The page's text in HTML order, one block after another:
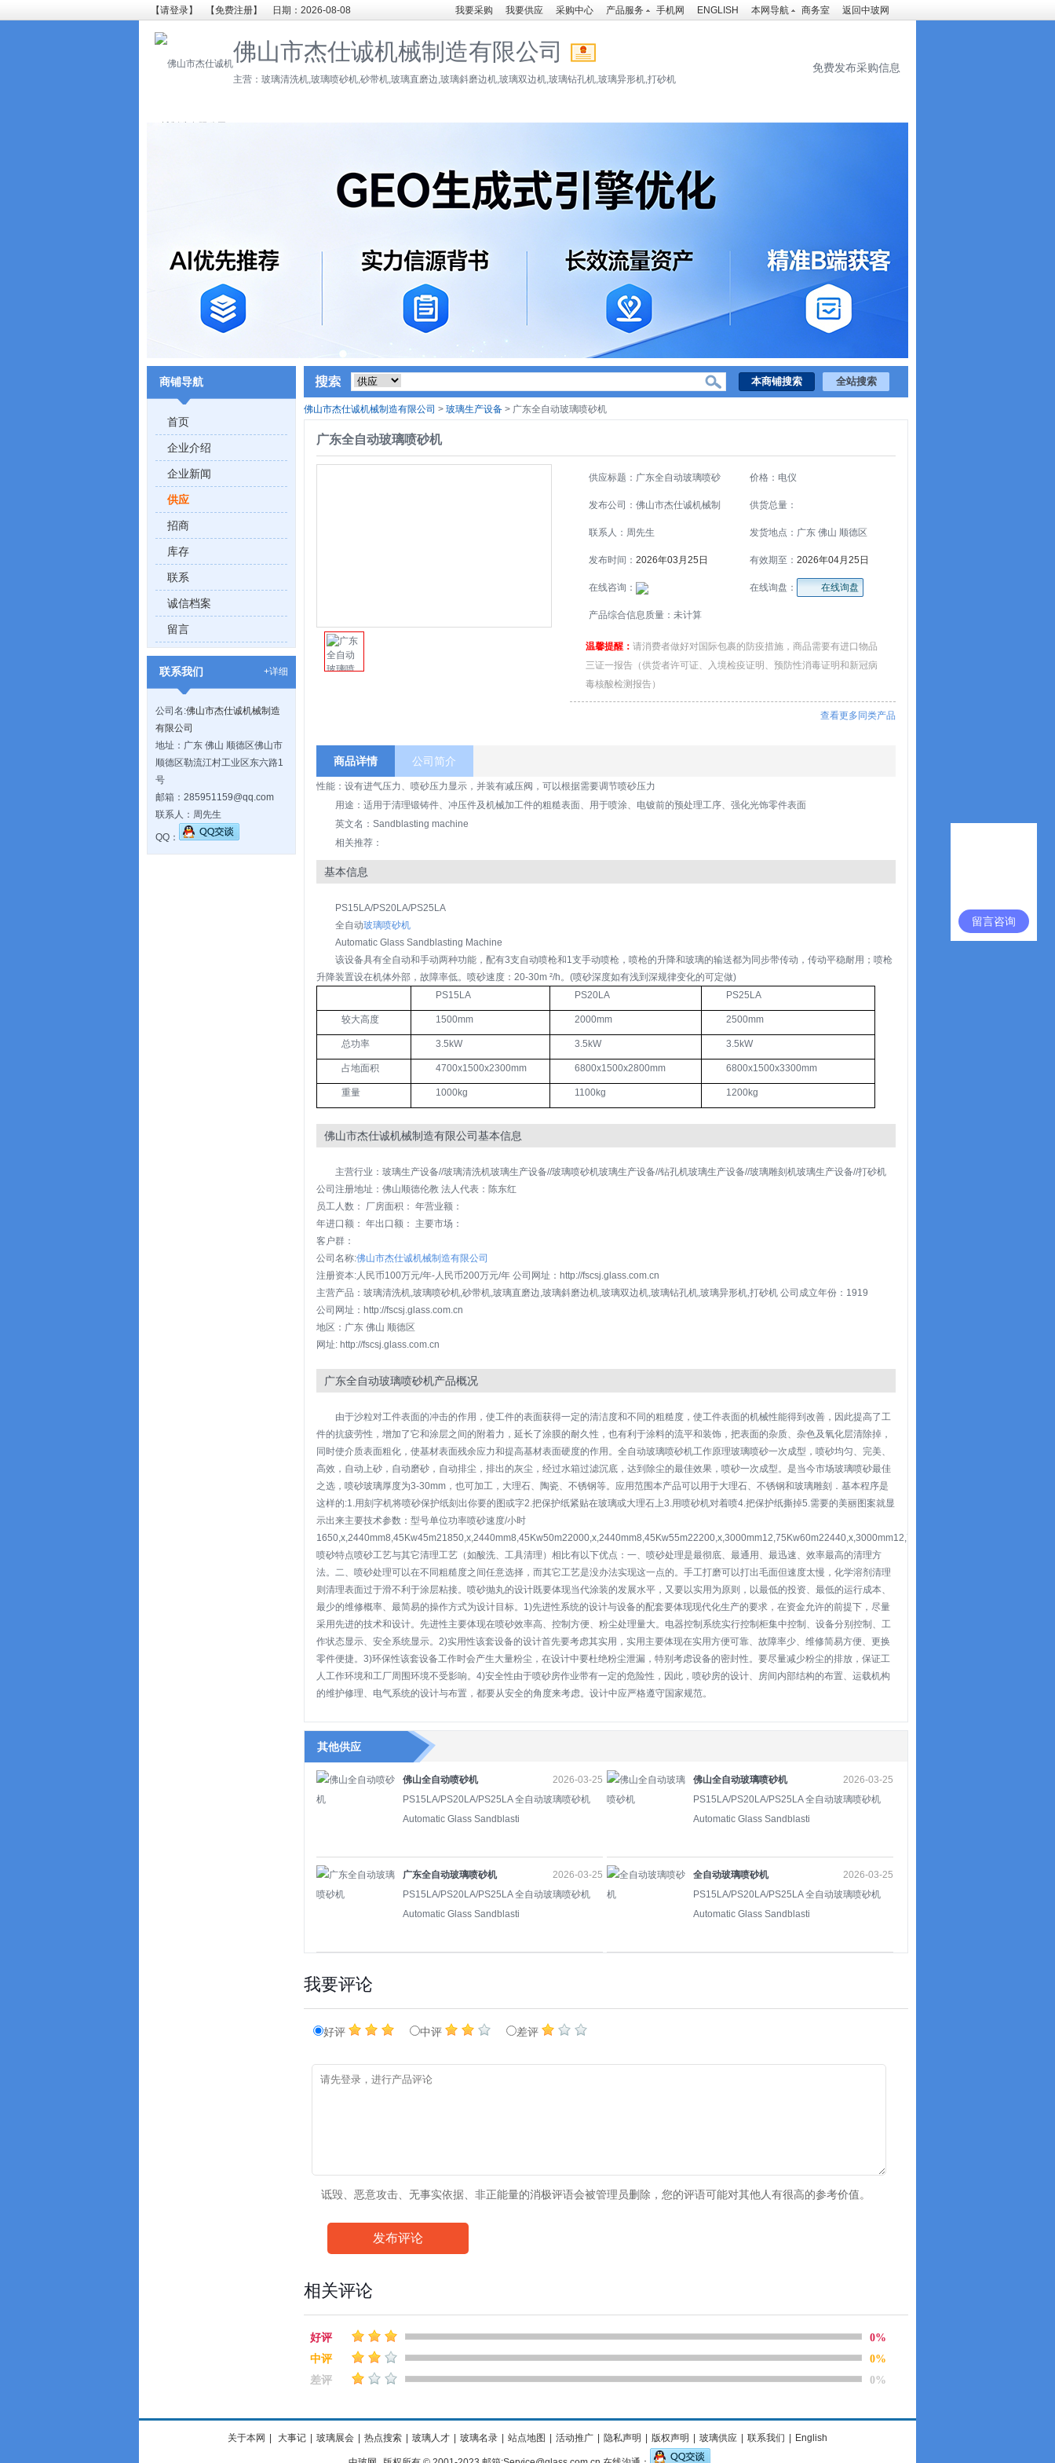
【请登录】 【免费注册】 日期：2026-08-08 我要采购 我要供应 采购中心 产品服务 手机网 ENGLISH 本网导航 商务室 返回中玻网
佛山市杰仕诚机械制造有限公司
主营：玻璃清洗机,玻璃喷砂机,砂带机,玻璃直磨边,玻璃斜磨边机,玻璃双边机,玻璃钻孔机,玻璃异形机,打砂机
免费发布采购信息
商铺导航
首页
企业介绍
企业新闻
供应
招商
库存
联系
诚信档案
留言
联系我们 +详细
公司名:佛山市杰仕诚机械制造
有限公司
地址：广东 佛山 顺德区佛山市
顺德区勒流江村工业区东六路1
号
邮箱：285951159@qq.com
联系人：周先生
QQ：
留言咨询
佛山市杰仕诚机械制造有限公司 > 玻璃生产设备 > 广东全自动玻璃喷砂机
广东全自动玻璃喷砂机
供应标题：广东全自动玻璃喷砂 价格：电仪
发布公司：佛山市杰仕诚机械制
造有限公司
供货总量：
联系人：周先生 发货地点：广东 佛山 顺德区
发布时间： 2026年03月25日 有效期至： 2026年04月25日
在线咨询： 在线询盘： 在线询盘
产品综合信息质量：未计算
温馨提醒： 请消费者做好对国际包裹的防疫措施，商品需要有进口物品
三证一报告（供货者许可证、入境检疫证明、预防性消毒证明和新冠病
毒核酸检测报告）
查看更多同类产品
商品详情 公司简介
性能：设有进气压力、喷砂压力显示，并装有减压阀，可以根据需要调节喷砂压力
用途：适用于清理锻铸件、冲压件及机械加工件的粗糙表面、用于喷涂、电镀前的预处理工序、强化光饰零件表面
英文名：Sandblasting machine
相关推荐：
基本信息
PS15LA/PS20LA/PS25LA
全自动玻璃喷砂机
Automatic Glass Sandblasting Machine
该设备具有全自动和手动两种功能，配有3支自动喷枪和1支手动喷枪，喷枪的升降和玻璃的输送都为同步带传动，传动平稳耐用；喷枪
升降装置设在机体外部，故障率低。喷砂速度：20-30m ²/h。(喷砂深度如有浅到深规律变化的可定做)
PS15LA
PS20LA PS25LA
较大高度 1500mm 2000mm 2500mm
总功率 3.5kW 3.5kW 3.5kW
占地面积 4700x1500x2300mm 6800x1500x2800mm 6800x1500x3300mm
重量 1000kg 1100kg 1200kg
佛山市杰仕诚机械制造有限公司基本信息
主营行业：玻璃生产设备//玻璃清洗机玻璃生产设备//玻璃喷砂机玻璃生产设备//钻孔机玻璃生产设备//玻璃雕刻机玻璃生产设备//打砂机
公司注册地址：佛山顺德伦教 法人代表：陈东红
员工人数： 厂房面积： 年营业额：
年进口额： 年出口额： 主要市场：
客户群：
公司名称:佛山市杰仕诚机械制造有限公司
注册资本:人民币100万元/年-人民币200万元/年 公司网址：http://fscsj.glass.com.cn
主营产品：玻璃清洗机,玻璃喷砂机,砂带机,玻璃直磨边,玻璃斜磨边机,玻璃双边机,玻璃钻孔机,玻璃异形机,打砂机 公司成立年份：1919
公司网址：http://fscsj.glass.com.cn
地区：广东 佛山 顺德区
网址: http://fscsj.glass.com.cn
广东全自动玻璃喷砂机产品概况
由于沙粒对工件表面的冲击的作用，使工件的表面获得一定的清洁度和不同的粗糙度，使工件表面的机械性能得到改善，因此提高了工
件的抗疲劳性，增加了它和涂层之间的附着力，延长了涂膜的耐久性，也有利于涂料的流平和装饰，把表面的杂质、杂色及氧化层清除掉，
同时使介质表面粗化，使基材表面残余应力和提高基材表面硬度的作用。全自动玻璃喷砂机工作原理玻璃喷砂一次成型，喷砂均匀、完美、
高效，自动上砂，自动磨砂，自动排尘，排出的灰尘，经过水箱过滤沉底，达到除尘的最佳效果，喷砂一次成型。是当今市场玻璃喷砂最佳
之选，喷砂玻璃厚度为3-30mm，也可加工，大理石、陶瓷、不锈钢等。应用范围本产品可以用于大理石、不锈钢和玻璃雕刻．基本程序是
这样的:1.用刻字机将喷砂保护纸刻出你要的图或字2.把保护纸紧贴在玻璃或大理石上3.用喷砂机对着喷4.把保护纸撕掉5.需要的美丽图案就显
示出来主要技术参数：型号单位功率喷砂速度/小时
1650,x,2440mm8,45Kw45m21850,x,2440mm8,45Kw50m22000,x,2440mm8,45Kw55m22200,x,3000mm12,75Kw60m22440,x,3000mm12,75Kw65m2
喷砂特点喷砂工艺与其它清理工艺（如酸洗、工具清理）相比有以下优点：一、喷砂处理是最彻底、最通用、最迅速、效率最高的清理方
法。二、喷砂处理可以在不同粗糙度之间任意选择，而其它工艺是没办法实现这一点的。手工打磨可以打出毛面但速度太慢，化学溶剂清理
则清理表面过于滑不利于涂层粘接。喷砂抛丸的设计既要体现当代涂装的发展水平，又要以实用为原则，以最低的投资、最低的运行成本、
最少的维修概率、最简易的操作方式为设计目标。1)先进性系统的设计与设备的配套要体现现代化生产的要求，在资金允许的前提下，尽量
采用先进的技术和设计。先进性主要体现在喷砂效率高、控制方便、粉尘处理量大。电器控制系统实行控制柜集中控制、设备分别控制、工
作状态显示、安全系统显示。2)实用性该套设备的设计首先要考虑其实用，实用主要体现在实用方便可靠、故障率少、维修简易方便、更换
零件便捷。3)环保性该套设备工作时会产生大量粉尘，在设计中要杜绝粉尘泄漏，特别考虑设备的密封性。要尽量减少粉尘的排放，保证工
人工作环境和工厂周围环境不受影响。4)安全性由于喷砂房作业带有一定的危险性，因此，喷砂房的设计、房间内部结构的布置、运载机构
的维护修理、电气系统的设计与布置，都要从安全的角度来考虑。设计中应严格遵守国家规范。
其他供应
佛山全自动喷砂机
PS15LA/PS20LA/PS25LA 全自动玻璃喷砂机
Automatic Glass Sandblasti
2026-03-25
佛山全自动玻璃喷砂机
PS15LA/PS20LA/PS25LA 全自动玻璃喷砂机
Automatic Glass Sandblasti
2026-03-25
广东全自动玻璃喷砂机
PS15LA/PS20LA/PS25LA 全自动玻璃喷砂机
Automatic Glass Sandblasti
2026-03-25
全自动玻璃喷砂机
PS15LA/PS20LA/PS25LA 全自动玻璃喷砂机
Automatic Glass Sandblasti
2026-03-25
我要评论
好评 中评 差评
诋毁、恶意攻击、无事实依据、非正能量的消极评语会被管理员删除，您的评语可能对其他人有很高的参考价值。
发布评论
相关评论
好评
0%
中评
0%
差评
0%
关于本网 大事记 玻璃展会 热点搜索 玻璃人才 玻璃名录 站点地图 活动推广 隐私声明 版权声明 玻璃供应 联系我们 English